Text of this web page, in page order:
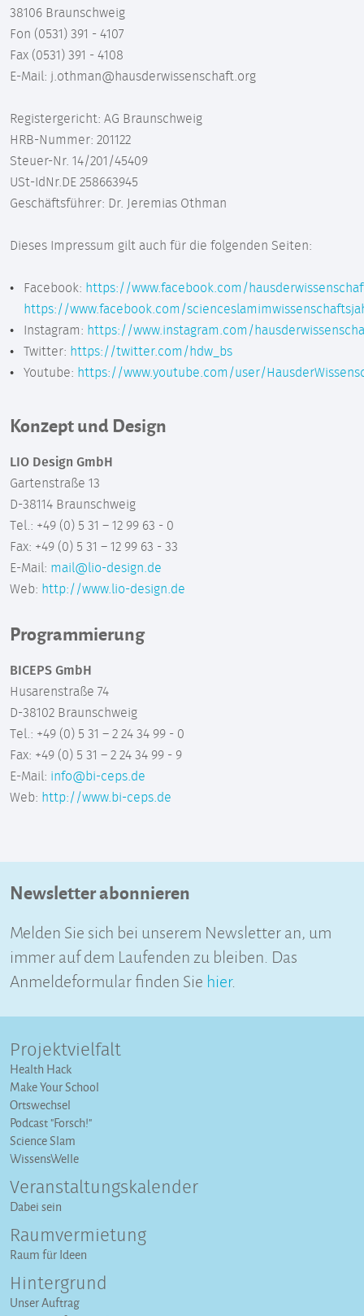
38106 Braunschweig
Fon (0531) 391 - 4107
Fax (0531) 391 - 4108
E-Mail: j.othman@hausderwissenschaft.org
Registergericht: AG Braunschweig
HRB-Nummer: 201122
Steuer-Nr. 14/201/45409
USt-IdNr.DE 258663945
Geschäftsführer: Dr. Jeremias Othman
Dieses Impressum gilt auch für die folgenden Seiten:
Facebook: https://www.facebook.com/
https://www.facebook.com/
Instagram: https://www.instagram.com/
Twitter: https://twitter.com/hdw_bs
Youtube: https://www.youtube.com/user/
Konzept und Design
LIO Design GmbH
Gartenstraße 13
D-38114 Braunschweig
Tel.: +49 (0) 5 31 – 12 99 63 - 0
Fax: +49 (0) 5 31 – 12 99 63 - 33
E-Mail: mail@lio-design.de
Web: http://www.lio-design.de
Programmierung
BICEPS GmbH
Husarenstraße 74
D-38102 Braunschweig
Tel.: +49 (0) 5 31 – 2 24 34 99 - 0
Fax: +49 (0) 5 31 – 2 24 34 99 - 9
E-Mail: info@bi-ceps.de
Web: http://www.bi-ceps.de
Newsletter abonnieren
Melden Sie sich bei unserem Newsletter an, um
immer auf dem Laufenden zu bleiben. Das
Anmeldeformular finden Sie hier.
Projektvielfalt
Health Hack
Make Your School
Ortswechsel
Podcast "Forsch!"
Science Slam
WissensWelle
Veranstaltungs­kalender
Dabei sein
Raumvermietung
Raum für Ideen
Hintergrund
Unser Auftrag